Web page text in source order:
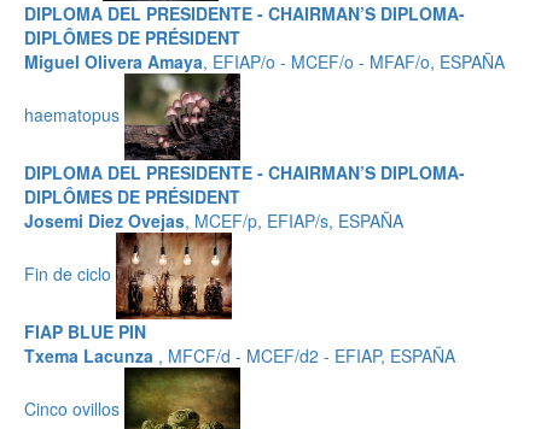
DIPLOMA DEL PRESIDENTE - CHAIRMAN’S DIPLOMA-
DIPLÔMES DE PRÉSIDENT
Miguel Olivera Amaya, EFIAP/o - MCEF/o - MFAF/o, ESPAÑA
haematopus
DIPLOMA DEL PRESIDENTE - CHAIRMAN’S DIPLOMA-
DIPLÔMES DE PRÉSIDENT
Josemi Diez Ovejas, MCEF/p, EFIAP/s, ESPAÑA
Fin de ciclo
FIAP BLUE PIN
Txema Lacunza , MFCF/d - MCEF/d2 - EFIAP, ESPAÑA
Cinco ovillos